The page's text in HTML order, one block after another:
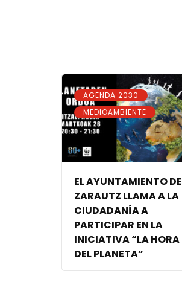
AGENDA 2030 ,
MEDIOAMBIENTE
EL AYUNTAMIENTO DE
ZARAUTZ LLAMA A LA
CIUDADANÍA A
PARTICIPAR EN LA
INICIATIVA “LA HORA
DEL PLANETA”